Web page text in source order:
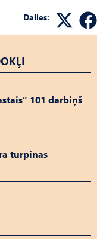
Dalies:
101 darbiņš
turpinās